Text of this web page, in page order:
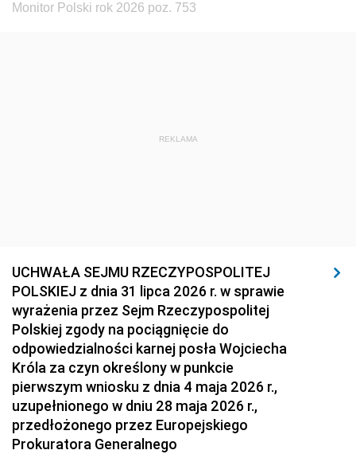
Monitor Polski rok 2026 poz. 753
REKLAMA
UCHWAŁA SEJMU RZECZYPOSPOLITEJ
POLSKIEJ z dnia 31 lipca 2026 r. w sprawie
wyrażenia przez Sejm Rzeczypospolitej
Polskiej zgody na pociągnięcie do
odpowiedzialności karnej posła Wojciecha
Króla za czyn określony w punkcie
pierwszym wniosku z dnia 4 maja 2026 r.,
uzupełnionego w dniu 28 maja 2026 r.,
przedłożonego przez Europejskiego
Prokuratora Generalnego